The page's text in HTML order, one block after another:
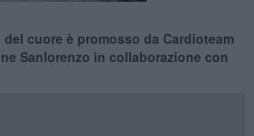
cuore è promosso da Cardioteam
Sanlorenzo in collaborazione con